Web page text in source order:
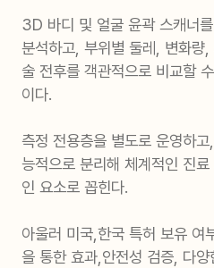
3D 바디 및 얼굴 윤곽 스캐너
분석하고, 부위별 둘레, 변화량
술 전후를 객관적으로 비교할
이다.
측정 전용층을 별도로 운영하
능적으로 분리해 체계적인 진
인 요소로 꼽힌다.
아울러 미국,한국 특허 보유 여
을 통한 효과,안전성 검증, 다